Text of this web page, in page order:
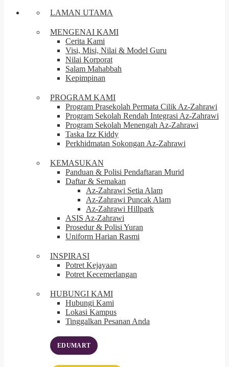
LAMAN UTAMA
MENGENAI KAMI
Cerita Kami
Visi, Misi, Nilai & Model Guru
Nilai Korporat
Salam Mahabbah
Kepimpinan
PROGRAM KAMI
Program Prasekolah Permata Cilik Az-Zahrawi
Program Sekolah Rendah Integrasi Az-Zahrawi
Program Sekolah Menengah Az-Zahrawi
Taska Izz Kiddy
Perkhidmatan Sokongan Az-Zahrawi
KEMASUKAN
Panduan & Polisi Pendaftaran Murid
Daftar & Semakan
Az-Zahrawi Setia Alam
Az-Zahrawi Puncak Alam
Az-Zahrawi Hillpark
ASIS Az-Zahrawi
Prosedur & Polisi Yuran
Uniform Harian Rasmi
INSPIRASI
Potret Kejayaan
Potret Kecemerlangan
HUBUNGI KAMI
Hubungi Kami
Lokasi Kampus
Tinggalkan Pesanan Anda
EDUMART